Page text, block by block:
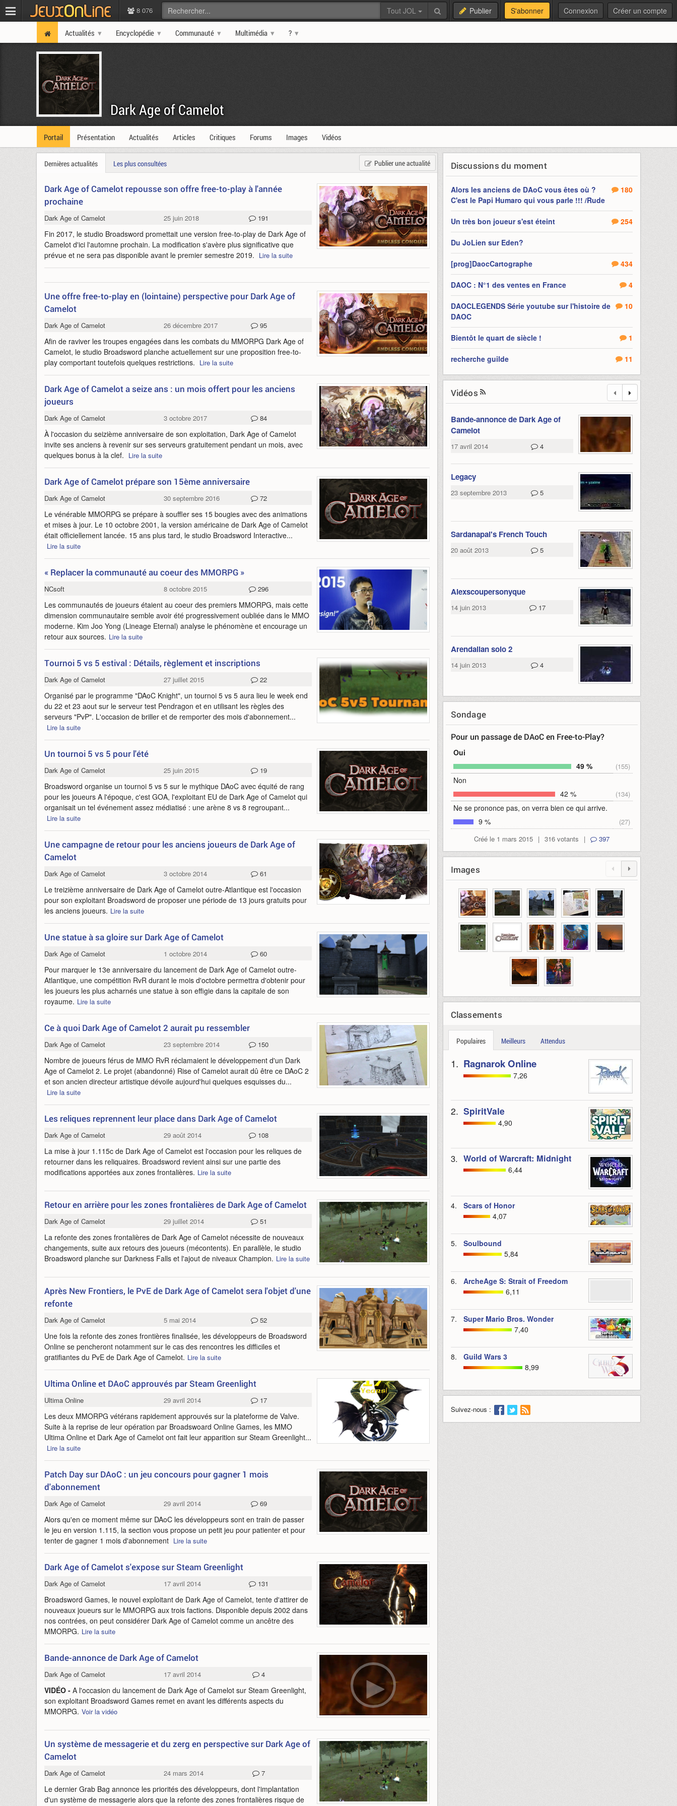
8 076 Tout JOL Publier S'abonner Connexion Créer un compte
Actualités Encyclopédie Communauté Multimédia ?
Dark Age of Camelot
Portail Présentation Actualités Articles Critiques Forums Images Vidéos
Publier une actualité
Dernières actualités Les plus consultées
Dark Age of Camelot repousse son offre free-to-play à l'année
prochaine
Dark Age of Camelot 25 juin 2018 191
Fin 2017, le studio Broadsword promettait une version free-to-play de Dark Age of
Camelot d'ici l'automne prochain. La modification s'avère plus significative que
prévue et ne sera pas disponible avant le premier semestre 2019. Lire la suite
Une offre free-to-play en (lointaine) perspective pour Dark Age of
Camelot
Dark Age of Camelot 26 décembre 2017 95
Afin de raviver les troupes engagées dans les combats du MMORPG Dark Age of
Camelot, le studio Broadsword planche actuellement sur une proposition free-to-
play comportant toutefois quelques restrictions. Lire la suite
Dark Age of Camelot a seize ans : un mois offert pour les anciens
joueurs
Dark Age of Camelot 3 octobre 2017 84
À l'occasion du seizième anniversaire de son exploitation, Dark Age of Camelot
invite ses anciens à revenir sur ses serveurs gratuitement pendant un mois, avec
quelques bonus à la clef. Lire la suite
Dark Age of Camelot prépare son 15ème anniversaire
Dark Age of Camelot 30 septembre 2016 72
Le vénérable MMORPG se prépare à souffler ses 15 bougies avec des animations
et mises à jour. Le 10 octobre 2001, la version américaine de Dark Age of Camelot
était officiellement lancée. 15 ans plus tard, le studio Broadsword Interactive...
Lire la suite
« Replacer la communauté au coeur des MMORPG »
NCsoft 8 octobre 2015 296
Les communautés de joueurs étaient au coeur des premiers MMORPG, mais cette
dimension communautaire semble avoir été progressivement oubliée dans le MMO
moderne. Kim Joo Yong (Lineage Eternal) analyse le phénomène et encourage un
retour aux sources. Lire la suite
Tournoi 5 vs 5 estival : Détails, règlement et inscriptions
Dark Age of Camelot 27 juillet 2015 22
Organisé par le programme "DAoC Knight", un tournoi 5 vs 5 aura lieu le week end
du 22 et 23 aout sur le serveur test Pendragon et en utilisant les règles des
serveurs "PvP". L'occasion de briller et de remporter des mois d'abonnement...
Lire la suite
Un tournoi 5 vs 5 pour l'été
Dark Age of Camelot 25 juin 2015 19
Broadsword organise un tournoi 5 vs 5 sur le mythique DAoC avec équité de rang
pour les joueurs A l'époque, c'est GOA, l'exploitant EU de Dark Age of Camelot qui
organisait un tel événement assez médiatisé : une arène 8 vs 8 regroupant...
Lire la suite
Une campagne de retour pour les anciens joueurs de Dark Age of
Camelot
Dark Age of Camelot 3 octobre 2014 61
Le treizième anniversaire de Dark Age of Camelot outre-Atlantique est l'occasion
pour son exploitant Broadsword de proposer une période de 13 jours gratuits pour
les anciens joueurs. Lire la suite
Une statue à sa gloire sur Dark Age of Camelot
Dark Age of Camelot 1 octobre 2014 60
Pour marquer le 13e anniversaire du lancement de Dark Age of Camelot outre-
Atlantique, une compétition RvR durant le mois d'octobre permettra d'obtenir pour
les joueurs les plus acharnés une statue à son effigie dans la capitale de son
royaume. Lire la suite
Ce à quoi Dark Age of Camelot 2 aurait pu ressembler
Dark Age of Camelot 23 septembre 2014 150
Nombre de joueurs férus de MMO RvR réclamaient le développement d'un Dark
Age of Camelot 2. Le projet (abandonné) Rise of Camelot aurait dû être ce DAoC 2
et son ancien directeur artistique dévoile aujourd'hui quelques esquisses du...
Lire la suite
Les reliques reprennent leur place dans Dark Age of Camelot
Dark Age of Camelot 29 août 2014 108
La mise à jour 1.115c de Dark Age of Camelot est l'occasion pour les reliques de
retourner dans les reliquaires. Broadsword revient ainsi sur une partie des
modifications apportées aux zones frontalières. Lire la suite
Retour en arrière pour les zones frontalières de Dark Age of Camelot
Dark Age of Camelot 29 juillet 2014 51
La refonte des zones frontalières de Dark Age of Camelot nécessite de nouveaux
changements, suite aux retours des joueurs (mécontents). En parallèle, le studio
Broadsword planche sur Darkness Falls et l'ajout de niveaux Champion. Lire la suite
Après New Frontiers, le PvE de Dark Age of Camelot sera l'objet d'une
refonte
Dark Age of Camelot 5 mai 2014 52
Une fois la refonte des zones frontières finalisée, les développeurs de Broadsword
Online se pencheront notamment sur le cas des rencontres les difficiles et
gratifiantes du PvE de Dark Age of Camelot. Lire la suite
Ultima Online et DAoC approuvés par Steam Greenlight
Ultima Online 29 avril 2014 17
Les deux MMORPG vétérans rapidement approuvés sur la plateforme de Valve.
Suite à la reprise de leur opération par Broadswoard Online Games, les MMO
Ultima Online et Dark Age of Camelot ont fait leur apparition sur Steam Greenlight...
Lire la suite
Patch Day sur DAoC : un jeu concours pour gagner 1 mois
d'abonnement
Dark Age of Camelot 29 avril 2014 69
Alors qu'en ce moment même sur DAoC les développeurs sont en train de passer
le jeu en version 1.115, la section vous propose un petit jeu pour patienter et pour
tenter de gagner 1 mois d'abonnement Lire la suite
Dark Age of Camelot s'expose sur Steam Greenlight
Dark Age of Camelot 17 avril 2014 131
Broadsword Games, le nouvel exploitant de Dark Age of Camelot, tente d'attirer de
nouveaux joueurs sur le MMORPG aux trois factions. Disponible depuis 2002 dans
nos contrées, on peut considérer Dark Age of Camelot comme un ancêtre des
MMORPG. Lire la suite
Bande-annonce de Dark Age of Camelot
Dark Age of Camelot 17 avril 2014 4
VIDÉO - A l'occasion du lancement de Dark Age of Camelot sur Steam Greenlight,
son exploitant Broadsword Games remet en avant les différents aspects du
MMORPG. Voir la vidéo
Un système de messagerie et du zerg en perspective sur Dark Age of
Camelot
Dark Age of Camelot 24 mars 2014 7
Le dernier Grab Bag annonce les priorités des développeurs, dont l'implantation
d'un système de messagerie alors que la refonte des zones frontalières risque de
Discussions du moment
180
Alors les anciens de DAoC vous êtes où ?
C'est le Papi Humaro qui vous parle !!! /Rude
254
Un très bon joueur s'est éteint
Du JoLien sur Eden?
434
[prog]DaocCartographe
4
DAOC : N°1 des ventes en France
10
DAOCLEGENDS Série youtube sur l'histoire de
DAOC
1
Bientôt le quart de siècle !
11
recherche guilde
Vidéos
Bande-annonce de Dark Age of
Camelot
17 avril 2014 4
Legacy
23 septembre 2013 5
Sardanapal's French Touch
20 août 2013 5
Alexscoupersonyque
14 juin 2013 17
Arendallan solo 2
14 juin 2013 4
Sondage
Pour un passage de DAoC en Free-to-Play?
Oui
49 %
(155)
Non
42 %
(134)
Ne se prononce pas, on verra bien ce qui arrive.
9 %
(27)
Créé le 1 mars 2015 | 316 votants | 397
Images
Classements
Populaires Meilleurs Attendus
1. Ragnarok Online
7,26
2. SpiritVale
4,90
3. World of Warcraft: Midnight
6,44
4.
Scars of Honor
4,07
5.
Soulbound
5,84
6.
ArcheAge S: Strait of Freedom
6,11
7.
Super Mario Bros. Wonder
7,40
8.
Guild Wars 3
8,99
Suivez-nous :